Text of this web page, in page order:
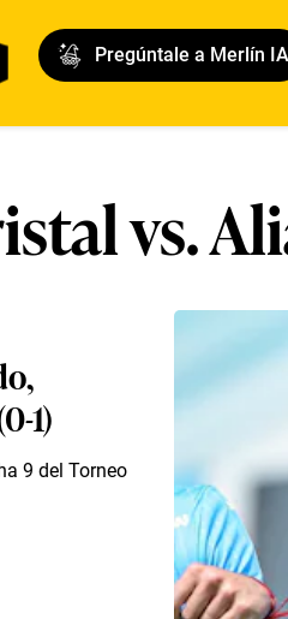
Pregúntale a Merlín IA
vs.
1)
9 del Torneo